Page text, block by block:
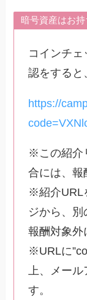
暗号資産はお持
コインチ
認をすると
https://
※この紹介
合には、報
※紹介URL
ジから、別
報酬対象外
※URLに
上、メール
す。